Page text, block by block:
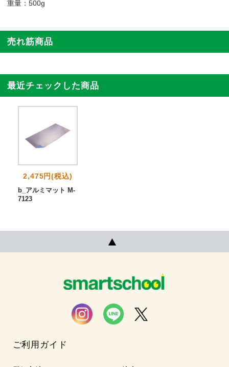
重量：500g
売れ筋商品
最近チェックした商品
2,475円(税込)
b_アルミマット M-
7123
ご利用ガイド